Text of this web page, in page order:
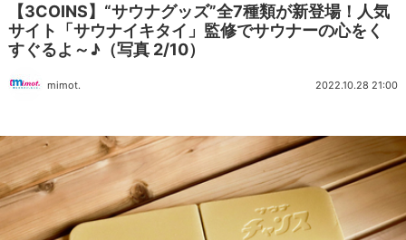
【3COINS】“サウナグッズ”全7種類が新登場！人気
サイト「サウナイキタイ」監修でサウナーの心をく
すぐるよ～♪（写真 2/10）
mimot. 2022.10.28 21:00